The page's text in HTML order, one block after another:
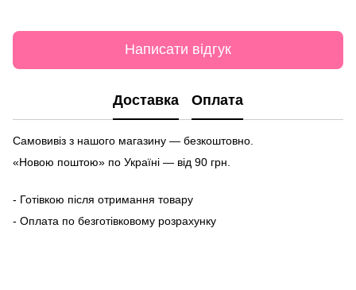
Написати відгук
Доставка Оплата
Самовивіз з нашого магазину — безкоштовно.
«Новою поштою» по Україні — від 90 грн.
- Готівкою після отримання товару
- Оплата по безготівковому розрахунку